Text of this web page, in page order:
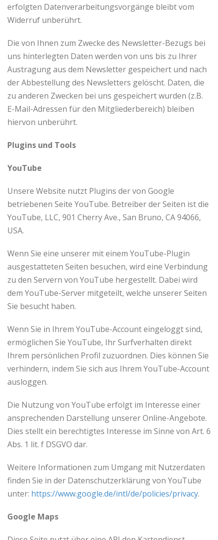
erfolgten Datenverarbeitungsvorgänge bleibt vom
Widerruf unberührt.
Die von Ihnen zum Zwecke des Newsletter-Bezugs bei
uns hinterlegten Daten werden von uns bis zu Ihrer
Austragung aus dem Newsletter gespeichert und nach
der Abbestellung des Newsletters gelöscht. Daten, die
zu anderen Zwecken bei uns gespeichert wurden (z.B.
E-Mail-Adressen für den Mitgliederbereich) bleiben
hiervon unberührt.
Plugins und Tools
YouTube
Unsere Website nutzt Plugins der von Google
betriebenen Seite YouTube. Betreiber der Seiten ist die
YouTube, LLC, 901 Cherry Ave., San Bruno, CA 94066,
USA.
Wenn Sie eine unserer mit einem YouTube-Plugin
ausgestatteten Seiten besuchen, wird eine Verbindung
zu den Servern von YouTube hergestellt. Dabei wird
dem YouTube-Server mitgeteilt, welche unserer Seiten
Sie besucht haben.
Wenn Sie in Ihrem YouTube-Account eingeloggt sind,
ermöglichen Sie YouTube, Ihr Surfverhalten direkt
Ihrem persönlichen Profil zuzuordnen. Dies können Sie
verhindern, indem Sie sich aus Ihrem YouTube-Account
ausloggen.
Die Nutzung von YouTube erfolgt im Interesse einer
ansprechenden Darstellung unserer Online-Angebote.
Dies stellt ein berechtigtes Interesse im Sinne von Art. 6
Abs. 1 lit. f DSGVO dar.
Weitere Informationen zum Umgang mit Nutzerdaten
finden Sie in der Datenschutzerklärung von YouTube
unter: https://www.google.de/intl/de/policies/privacy.
Google Maps